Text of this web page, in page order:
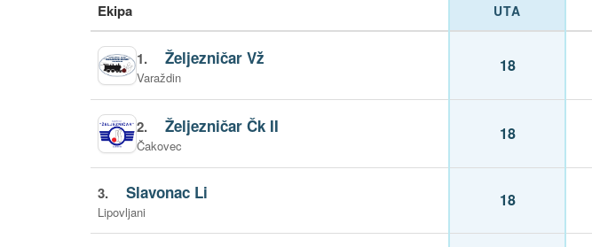
Ekipa UTA
1. Željezničar Vž
Varaždin
18
2. Željezničar Čk II
Čakovec
18
3. Slavonac Li
Lipovljani
18